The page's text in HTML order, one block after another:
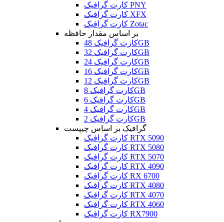
کارت گرافیک PNY
کارت گرافیک XFX
کارت گرافیک Zotac
بر اساس مقدار حافظه
کارت گرافیک 48GB
کارت گرافیک 32GB
کارت گرافیک 24GB
کارت گرافیک 16GB
کارت گرافیک 12GB
کارت گرافیک 8GB
کارت گرافیک 6GB
کارت گرافیک 4GB
کارت گرافیک 2GB
گرافیک بر اساس چیپست
کارت گرافیک RTX 5090
کارت گرافیک RTX 5080
کارت گرافیک RTX 5070
کارت گرافیک RTX 4090
کارت گرافیک RX 6700
کارت گرافیک RTX 4080
کارت گرافیک RTX 4070
کارت گرافیک RTX 4060
کارت گرافیک RX7900